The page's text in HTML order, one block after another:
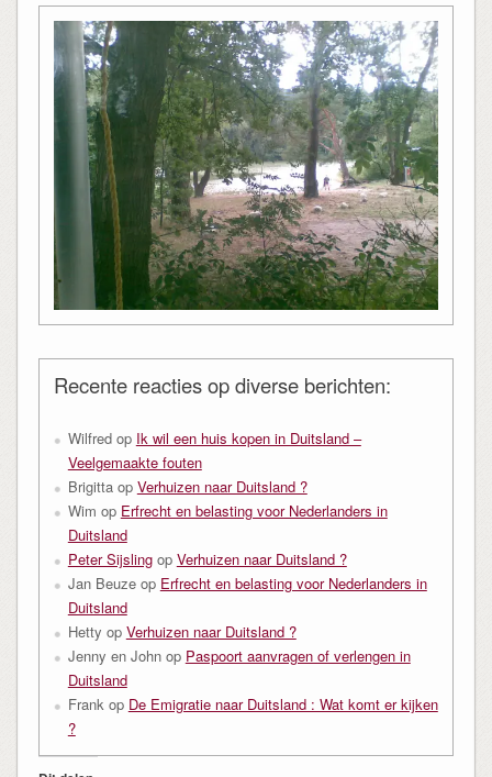
Recente reacties op diverse berichten:
Wilfredop Ik wil een huis kopen in Duitsland –
Veelgemaakte fouten
Brigittaop Verhuizen naar Duitsland ?
Wim op Erfrecht en belasting voor Nederlanders in
Duitsland
Peter Sijslingop Verhuizen naar Duitsland ?
Jan Beuzeop Erfrecht en belasting voor Nederlanders in
Duitsland
Hetty op Verhuizen naar Duitsland ?
Jenny en Johnop Paspoort aanvragen of verlengen in
Duitsland
Frankop De Emigratie naar Duitsland : Wat komt er kijken
?